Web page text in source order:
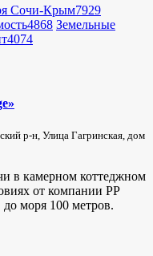
Сочи-Крым7929
4868 Земельные
4074
р-н, Улица Гагринская, дом
в камерном коттеджном
от компании РР
моря 100 метров.